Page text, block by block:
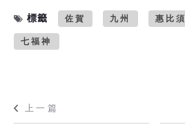
標籤 佐賀 九州 惠比須
七福神
上一篇